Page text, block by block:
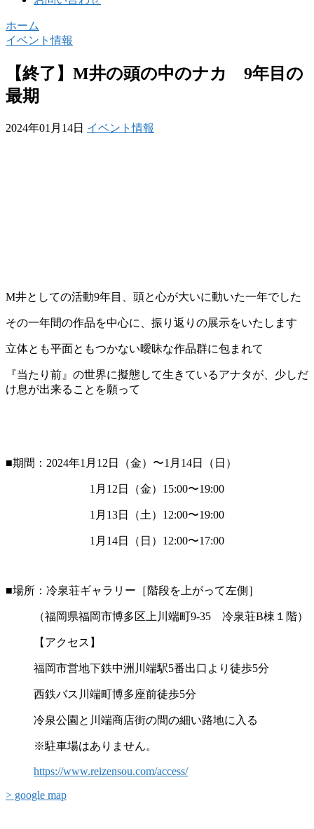
ホーム
イベント情報
【終了】M井の頭の中のナカ 9年目の
最期
2024年01月14日 イベント情報
M井としての活動9年目、頭と心が大いに動いた一年でした
その一年間の作品を中心に、振り返りの展示をいたします
立体とも平面ともつかない曖昧な作品群に包まれて
『当たり前』の世界に擬態して生きているアナタが、少しだ
け息が出来ることを願って
■期間：2024年1月12日（金）〜1月14日（日）
1月12日（金）15:00〜19:00
1月13日（土）12:00〜19:00
1月14日（日）12:00〜17:00
■場所：冷泉荘ギャラリー［階段を上がって左側］
（福岡県福岡市博多区上川端町9-35 冷泉荘B棟１階）
【アクセス】
福岡市営地下鉄中洲川端駅5番出口より徒歩5分
西鉄バス川端町博多座前徒歩5分
冷泉公園と川端商店街の間の細い路地に入る
※駐車場はありません。
https://www.reizensou.com/access/
> google map